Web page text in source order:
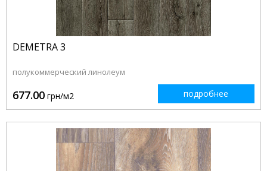
DEMETRA 3
полукоммерческий линолеум
677.00 грн/м2 подробнее